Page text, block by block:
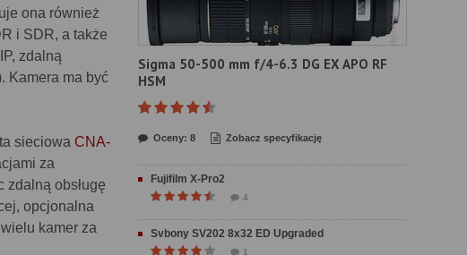
ona również
i SDR, a także
zdalną
Kamera ma być
sieciowa CNA-
za
zdalną obsługę
opcjonalna
kamer za
Sigma 50-500 mm f/4-6.3 DG EX APO RF
HSM
Oceny: 8 Zobacz specyfikację
Fujifilm X-Pro2
4
Svbony SV202 8x32 ED Upgraded
1